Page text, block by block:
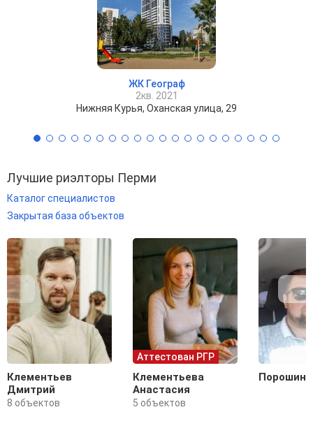
ЖК Географ
2кв. 2021
Нижняя Курья, Оханская улица, 29
Лучшие риэлторы Перми
Каталог специалистов
Закрытая база объектов
Клементьев
Дмитрий
8 объектов
Аттестован РГР
Клементьева
Анастасия
5 объектов
Порошин